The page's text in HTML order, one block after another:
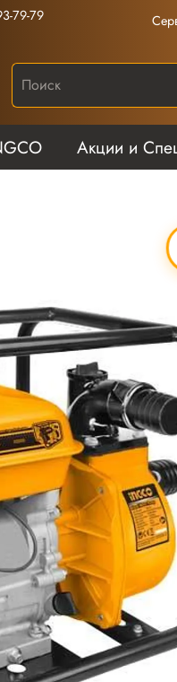
79-79
Акции и